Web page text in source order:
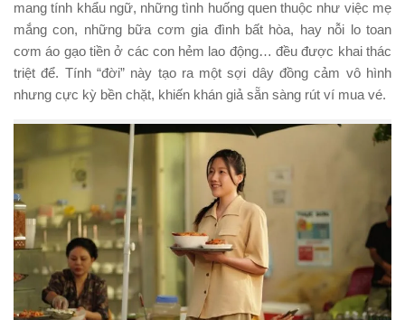
mang tính khẩu ngữ, những tình huống quen thuộc như việc mẹ
mắng con, những bữa cơm gia đình bất hòa, hay nỗi lo toan
cơm áo gạo tiền ở các con hẻm lao động… đều được khai thác
triệt để. Tính “đời” này tạo ra một sợi dây đồng cảm vô hình
nhưng cực kỳ bền chặt, khiến khán giả sẵn sàng rút ví mua vé.